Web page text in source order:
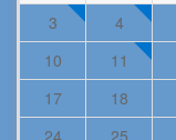
3
4
10
11
17
18
24
25